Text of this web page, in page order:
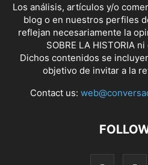
Los análisis, artículos y/o
blog o en nuestros perfiles
reflejan necesariamente la
SOBRE LA HISTORIA
Dichos contenidos se
objetivo de invitar a la
Contact us: